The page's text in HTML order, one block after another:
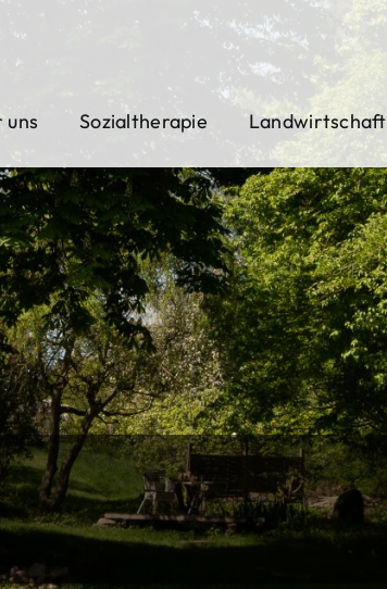
uns Sozialtherapie Landwirtschaft